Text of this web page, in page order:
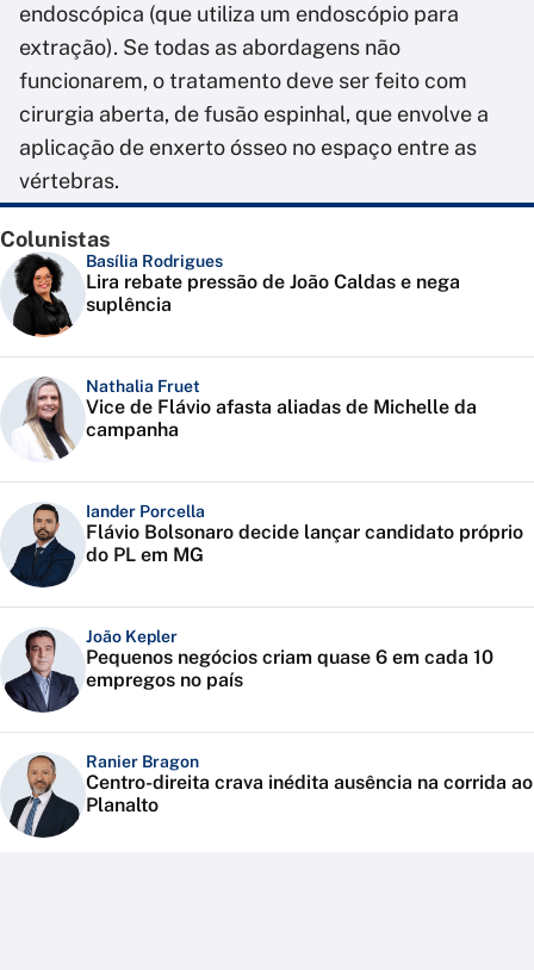
endoscópica (que utiliza um endoscópio para
extração). Se todas as abordagens não
funcionarem, o tratamento deve ser feito com
cirurgia aberta, de fusão espinhal, que envolve a
aplicação de enxerto ósseo no espaço entre as
vértebras.
Colunistas
Basília Rodrigues
Lira rebate pressão de João Caldas e nega
suplência
Nathalia Fruet
Vice de Flávio afasta aliadas de Michelle da
campanha
Iander Porcella
Flávio Bolsonaro decide lançar candidato próprio
do PL em MG
João Kepler
Pequenos negócios criam quase 6 em cada 10
empregos no país
Ranier Bragon
Centro-direita crava inédita ausência na corrida ao
Planalto